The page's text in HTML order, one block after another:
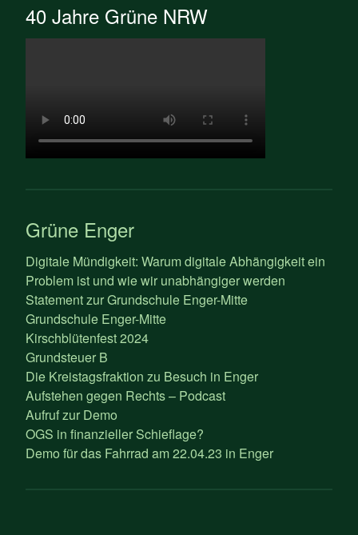
40 Jahre Grüne NRW
Grüne Enger
Digitale Mündigkeit: Warum digitale Abhängigkeit ein
Problem ist und wie wir unabhängiger werden
Statement zur Grundschule Enger-Mitte
Grundschule Enger-Mitte
Kirschblütenfest 2024
Grundsteuer B
Die Kreistagsfraktion zu Besuch in Enger
Aufstehen gegen Rechts – Podcast
Aufruf zur Demo
OGS in finanzieller Schieflage?
Demo für das Fahrrad am 22.04.23 in Enger